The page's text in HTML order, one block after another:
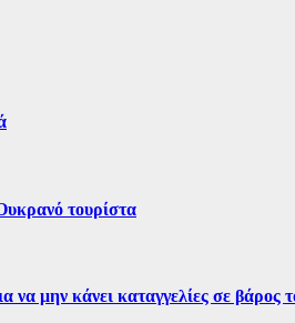
τουρίστα
να μην κάνει καταγγελίες σε βάρος